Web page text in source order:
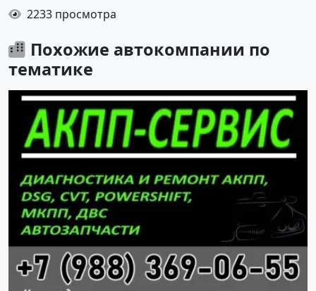
2233 просмотра
Похожие автокомпании по
тематике